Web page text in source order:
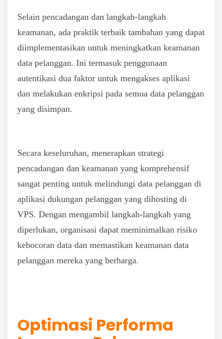
Selain pencadangan dan langkah-langkah
keamanan, ada praktik terbaik tambahan yang dapat
diimplementasikan untuk meningkatkan keamanan
data pelanggan. Ini termasuk penggunaan
autentikasi dua faktor untuk mengakses aplikasi
dan melakukan enkripsi pada semua data pelanggan
yang disimpan.
Secara keseluruhan, menerapkan strategi
pencadangan dan keamanan yang komprehensif
sangat penting untuk melindungi data pelanggan di
aplikasi dukungan pelanggan yang dihosting di
VPS. Dengan mengambil langkah-langkah yang
diperlukan, organisasi dapat meminimalkan risiko
kebocoran data dan memastikan keamanan data
pelanggan mereka yang berharga.
Optimasi Performa